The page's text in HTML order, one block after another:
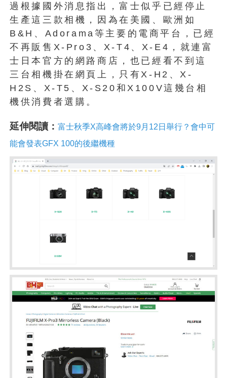
過根據國外消息指出，富士似乎已經停止
生產這三款相機，因為在美國、歐洲如
B&H、Adorama等主要的電商平台，已經
不再販售X-Pro3、X-T4、X-E4，就連富
士日本官方的網路商店，也已經看不到這
三台相機掛在網頁上，只有X-H2、X-
H2S、X-T5、X-S20和X100V這幾台相
機供消費者選購。
延伸閱讀：富士秋季X高峰會將於9月12日舉行？會中可
能會發表GFX 100的後繼機種